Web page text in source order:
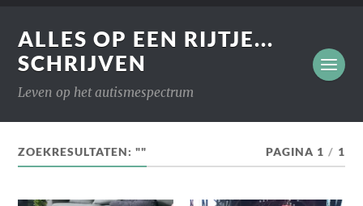
ALLES OP EEN RIJTJE...
SCHRIJVEN
Leven op het autismespectrum
ZOEKRESULTATEN: "" PAGINA 1 / 1